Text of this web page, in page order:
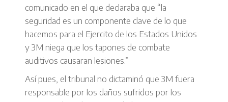
comunicado en el que declaraba que “la
seguridad es un componente clave de lo que
hacemos para el Ejercito de los Estados Unidos
y 3M niega que los tapones de combate
auditivos causaran lesiones.”
Así pues, el tribunal no dictaminó que 3M fuera
responsable por los daños sufridos por los